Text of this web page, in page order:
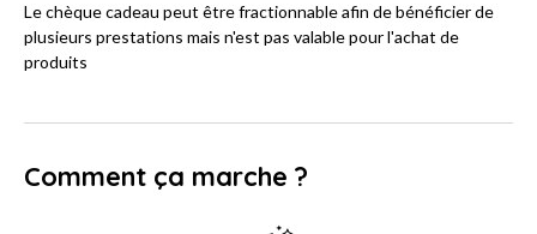
Le chèque cadeau peut être fractionnable afin de bénéficier de
plusieurs prestations mais n'est pas valable pour l'achat de
produits
Comment ça marche ?